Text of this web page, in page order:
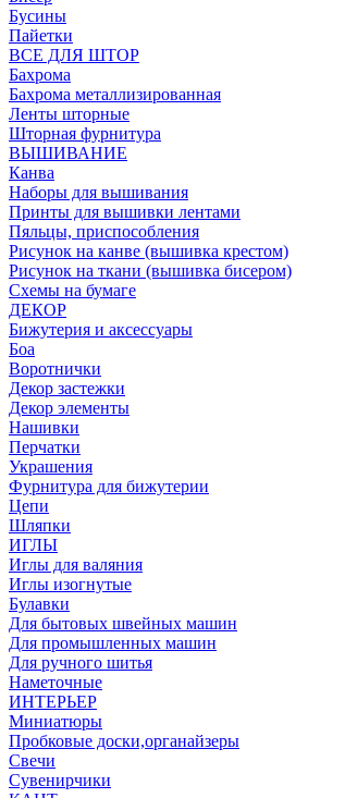
Бусины
Пайетки
ВСЕ ДЛЯ ШТОР
Бахрома
Бахрома металлизированная
Ленты шторные
Шторная фурнитура
ВЫШИВАНИЕ
Канва
Наборы для вышивания
Принты для вышивки лентами
Пяльцы, приспособления
Рисунок на канве (вышивка крестом)
Рисунок на ткани (вышивка бисером)
Схемы на бумаге
ДЕКОР
Бижутерия и аксессуары
Боа
Воротнички
Декор застежки
Декор элементы
Нашивки
Перчатки
Украшения
Фурнитура для бижутерии
Цепи
Шляпки
ИГЛЫ
Иглы для валяния
Иглы изогнутые
Булавки
Для бытовых швейных машин
Для промышленных машин
Для ручного шитья
Наметочные
ИНТЕРЬЕР
Миниатюры
Пробковые доски,органайзеры
Свечи
Сувенирчики